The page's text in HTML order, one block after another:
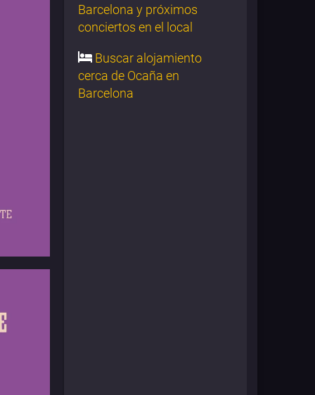
Barcelona y próximos
conciertos en el local
Buscar alojamiento
cerca de Ocaña en
Barcelona